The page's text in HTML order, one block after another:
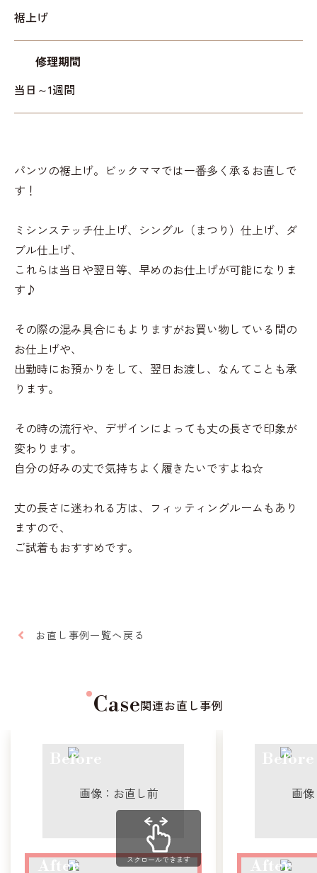
裾上げ
修理期間
当日～1週間
パンツの裾上げ。ビックママでは一番多く承るお直しで
す！
ミシンステッチ仕上げ、シングル（まつり）仕上げ、ダ
ブル仕上げ、
これらは当日や翌日等、早めのお仕上げが可能になりま
す♪
その際の混み具合にもよりますがお買い物している間の
お仕上げや、
出勤時にお預かりをして、翌日お渡し、なんてことも承
ります。
その時の流行や、デザインによっても丈の長さで印象が
変わります。
自分の好みの丈で気持ちよく履きたいですよね☆
丈の長さに迷われる方は、フィッティングルームもあり
ますので、
ご試着もおすすめです。
お直し事例一覧へ戻る
Case関連お直し事例
スクロールできます